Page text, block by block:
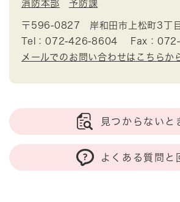
消防本部 予防課
〒596-0827
岸和田市上松町3丁
Tel：072-426-8604
Fax：
メールでのお問い合わせはこちらか
見つからないと
よくある質問と